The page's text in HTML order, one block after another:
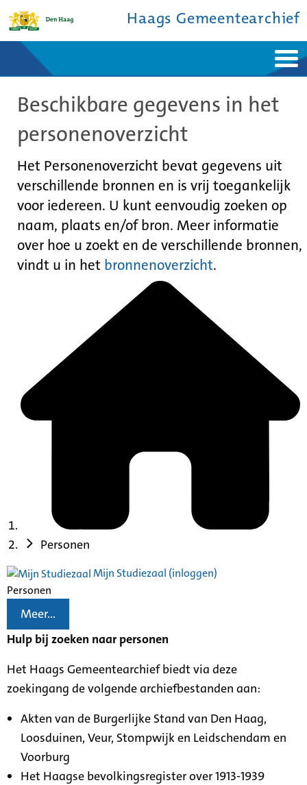
Haags Gemeentearchief
Ontdek de stad
De studiezaal
Bronnen en collecties
Contact
Beschikbare gegevens in het
personenoverzicht
Het Personenoverzicht bevat gegevens uit
verschillende bronnen en is vrij toegankelijk
voor iedereen. U kunt eenvoudig zoeken op
naam, plaats en/of bron. Meer informatie
over hoe u zoekt en de verschillende bronnen,
vindt u in het bronnenoverzicht.
Personen
Mijn Studiezaal (inloggen)
Personen
Meer...
Hulp bij zoeken naar personen
Het Haags Gemeentearchief biedt via deze
zoekingang de volgende archiefbestanden aan:
Akten van de Burgerlijke Stand van Den Haag,
Loosduinen, Veur, Stompwijk en Leidschendam en
Voorburg
Het Haagse bevolkingsregister over 1913-1939